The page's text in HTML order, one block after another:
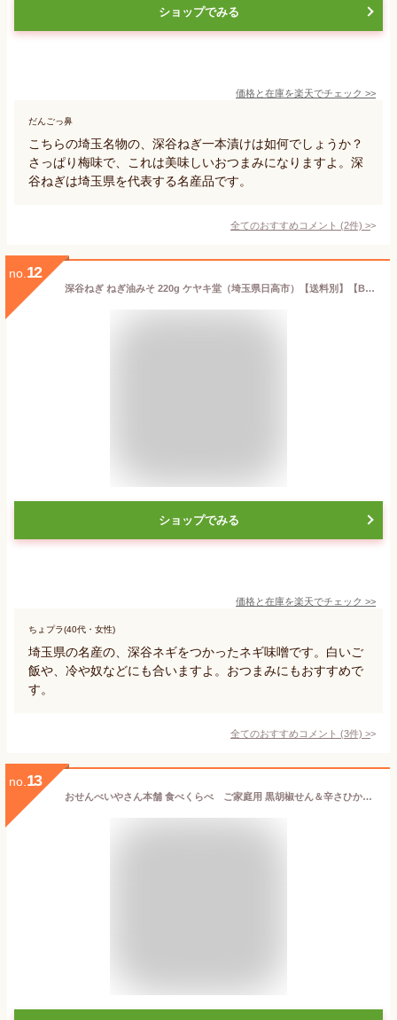
ショップでみる
価格と在庫を楽天でチェック >>
だんごっ鼻
こちらの埼玉名物の、深谷ねぎ一本漬けは如何でしょうか？
さっぱり梅味で、これは美味しいおつまみになりますよ。深
谷ねぎは埼玉県を代表する名産品です。
全てのおすすめコメント (2件) >
no. 12
深谷ねぎ ねぎ油みそ 220g ケヤキ堂（埼玉県日高市）【送料別】【BS】
ショップでみる
価格と在庫を楽天でチェック >>
ちょプラ(40代・女性)
埼玉県の名産の、深谷ネギをつかったネギ味噌です。白いご
飯や、冷や奴などにも合いますよ。おつまみにもおすすめで
す。
全てのおすすめコメント (3件) >
no. 13
おせんべいやさん本舗 食べくらべ ご家庭用 黒胡椒せん＆辛さひかえめ黒胡椒せん 2袋セット